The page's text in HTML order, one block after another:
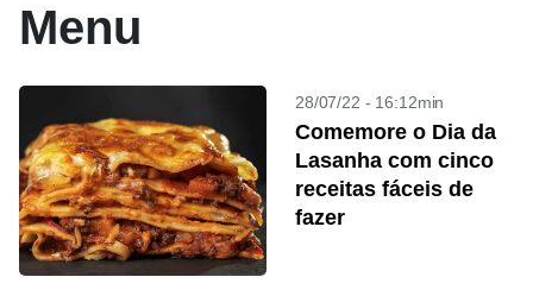
Menu
28/07/22 - 16:12min
Comemore o Dia da
Lasanha com cinco
receitas fáceis de
fazer